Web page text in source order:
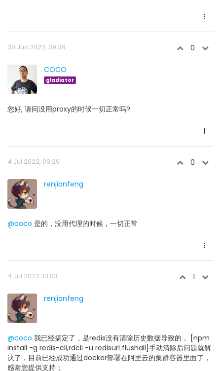
30 Jun 2022, 09:39 0
COCO
gladiator
您好, 请问没用proxy的时候一切正常吗?
4 Jul 2022, 09:29 0
renjianfeng
@coco 是的，没用代理的时候，一切正常
4 Jul 2022, 13:03 1
renjianfeng
@coco 我已经搞定了，是redis没有清除历史数据导致的， [npm
install -g redis-cli,rdcli -u redisurl flushall]手动清除后问题就解
决了，目前已经成功通过docker部署在阿里云的集群容器里面了，
感谢您提供支持；